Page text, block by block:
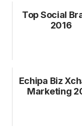
Top Social
2016
Echipa Biz
Marketing